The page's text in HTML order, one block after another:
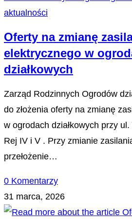
aktualności
Oferty na zmianę
elektrycznego w
działkowych
Zarząd Rodzinnych Ogrodów
do złożenia oferty na zmianę
w ogrodach działkowych przy
Rej IV i V . Przy zmianie
przełożenie…
0 Komentarzy
31 marca, 2026